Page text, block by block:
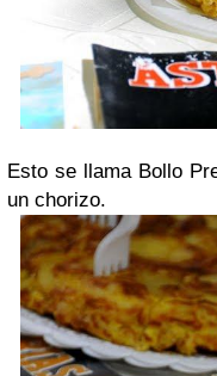
Esto se llama Bollo
un chorizo.